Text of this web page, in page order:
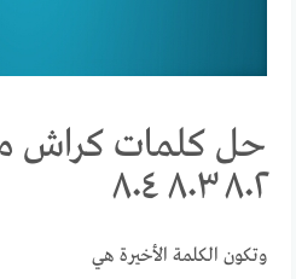
٨٠٢ ٨٠٣ ٨٠٤
وتكون الكلمة الأخيرة هي